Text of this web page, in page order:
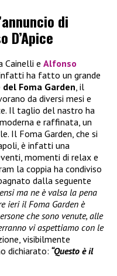
di
D’Apice
Cainelli e Alfonso
ha fatto un grande
Foma Garden, il
da diversi mesi e
Il taglio del nastro ha
e raffinata, un
Il Foma Garden, che si
è infatti una
momenti di relax e
la coppia ha condiviso
dalla seguente
ma ne è valsa la pena
ieri il Foma Garden è
che sono venute, alle
vi aspettiamo con le
visibilmente
dichiarato: “Questo è il